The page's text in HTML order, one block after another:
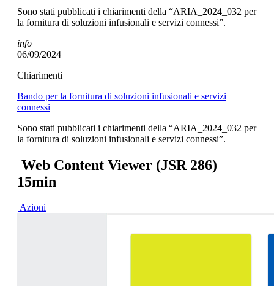
Sono stati pubblicati i chiarimenti della “ARIA_2024_032 per
la fornitura di soluzioni infusionali e servizi connessi”.
info
06/09/2024
Chiarimenti
Bando per la fornitura di soluzioni infusionali e servizi
connessi
Sono stati pubblicati i chiarimenti della “ARIA_2024_032 per
la fornitura di soluzioni infusionali e servizi connessi”.
Web Content Viewer (JSR 286)
15min
Azioni